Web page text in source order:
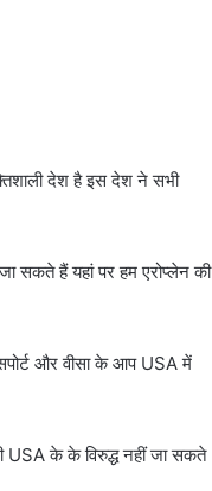
देश है इस देश ने सभी
सकते हैं यहां पर हम एरोप्लेन की
और वीसा के आप USA में
USA के के विरुद्ध नहीं जा सकते